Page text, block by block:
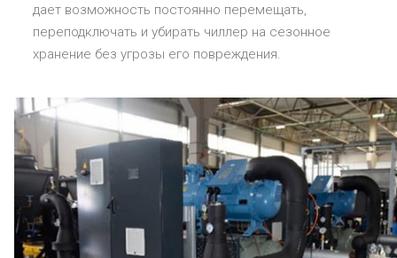
дает возможность постоянно перемещать,
переподключать и убирать чиллер на сезонное
хранение без угрозы его повреждения.